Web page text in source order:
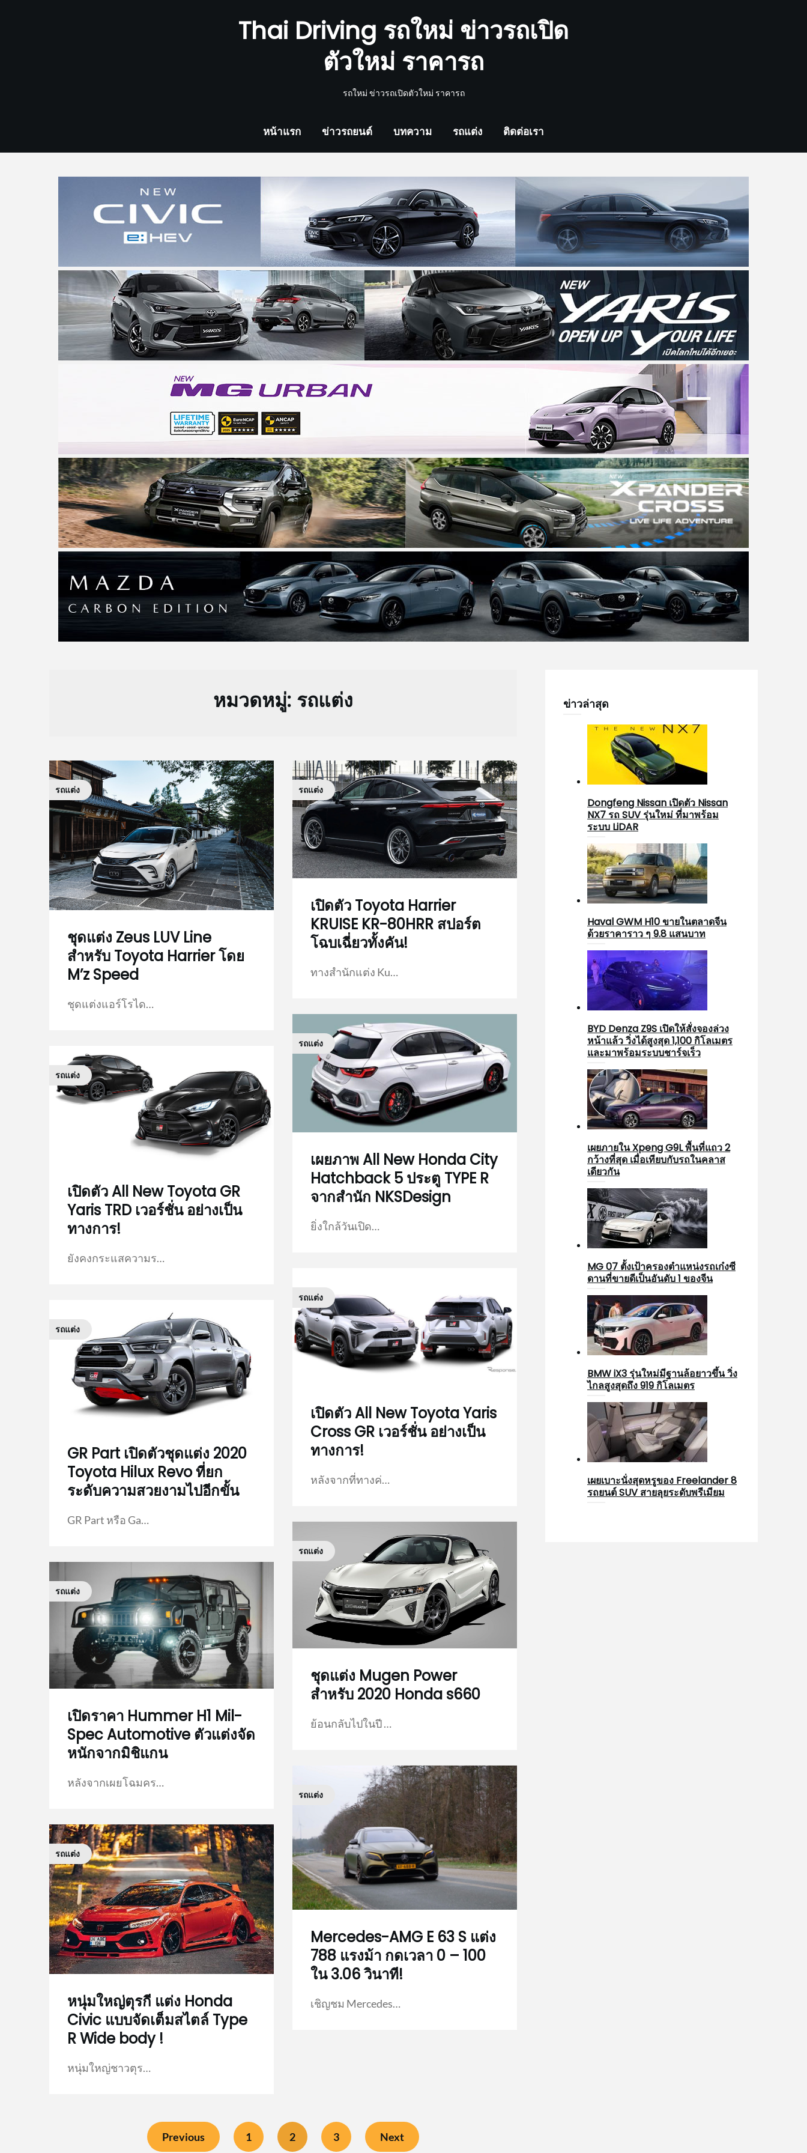
Thai Driving รถใหม่ ข่าวรถเปิด
ตัวใหม่ ราคารถ
รถใหม่ ข่าวรถเปิดตัวใหม่ ราคารถ
หน้าแรก ข่าวรถยนต์ บทความ รถแต่ง ติดต่อเรา
หมวดหมู่: รถแต่ง
รถแต่ง
ชุดแต่ง Zeus LUV Line
สำหรับ Toyota Harrier โดย
M’z Speed
ชุดแต่งแอร์โรได…
รถแต่ง
เปิดตัว All New Toyota GR
Yaris TRD เวอร์ชั่น อย่างเป็น
ทางการ!
ยังคงกระแสความร…
รถแต่ง
GR Part เปิดตัวชุดแต่ง 2020
Toyota Hilux Revo ที่ยก
ระดับความสวยงามไปอีกขั้น
GR Part หรือ Ga…
รถแต่ง
เปิดราคา Hummer H1 Mil-
Spec Automotive ตัวแต่งจัด
หนักจากมิชิแกน
หลังจากเผยโฉมคร…
รถแต่ง
หนุ่มใหญ่ตุรกี แต่ง Honda
Civic แบบจัดเต็มสไตล์ Type
R Wide body !
หนุ่มใหญ่ชาวตุร…
รถแต่ง
เปิดตัว Toyota Harrier
KRUISE KR-80HRR สปอร์ต
โฉบเฉี่ยวทั้งคัน!
ทางสำนักแต่ง Ku…
รถแต่ง
เผยภาพ All New Honda City
Hatchback 5 ประตู TYPE R
จากสำนัก NKSDesign
ยิ่งใกล้วันเปิด…
รถแต่ง
เปิดตัว All New Toyota Yaris
Cross GR เวอร์ชั่น อย่างเป็น
ทางการ!
หลังจากที่ทางค่…
รถแต่ง
ชุดแต่ง Mugen Power
สำหรับ 2020 Honda s660
ย้อนกลับไปในปี …
รถแต่ง
Mercedes-AMG E 63 S แต่ง
788 แรงม้า กดเวลา 0 – 100
ใน 3.06 วินาที!
เชิญชม Mercedes…
Previous 1 2 3 Next
ข่าวล่าสุด
Dongfeng Nissan เปิดตัว Nissan
NX7 รถ SUV รุ่นใหม่ ที่มาพร้อม
ระบบ LiDAR
Haval GWM H10 ขายในตลาดจีน
ด้วยราคาราว ๆ 9.8 แสนบาท
BYD Denza Z9S เปิดให้สั่งจองล่วง
หน้าแล้ว วิ่งได้สูงสุด 1,100 กิโลเมตร
และมาพร้อมระบบชาร์จเร็ว
เผยภายใน Xpeng G9L พื้นที่แถว 2
กว้างที่สุด เมื่อเทียบกับรถในคลาส
เดียวกัน
MG 07 ตั้งเป้าครองตำแหน่งรถเก๋งซี
ดานที่ขายดีเป็นอันดับ 1 ของจีน
BMW iX3 รุ่นใหม่มีฐานล้อยาวขึ้น วิ่ง
ไกลสูงสุดถึง 919 กิโลเมตร
เผยเบาะนั่งสุดหรูของ Freelander 8
รถยนต์ SUV สายลุยระดับพรีเมียม